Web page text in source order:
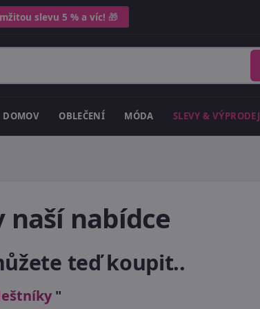
slevu 5 % a víc! 🎁
DOMOV OBLEČENÍ MÓDA SLEVY & VÝPRODEJ
nabídce
teď koupit..
"